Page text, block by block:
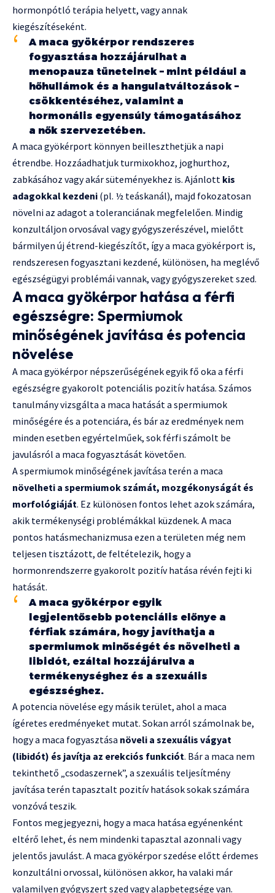
hormonpótló terápia helyett, vagy annak
kiegészítéseként.
A maca gyökérpor rendszeres
fogyasztása hozzájárulhat a
menopauza tüneteinek – mint például a
hőhullámok és a hangulatváltozások –
csökkentéséhez, valamint a
hormonális egyensúly támogatásához
a nők szervezetében.
A maca gyökérport könnyen beilleszthetjük a napi
étrendbe. Hozzáadhatjuk turmixokhoz, joghurthoz,
zabkásához vagy akár süteményekhez is. Ajánlott kis
adagokkal kezdeni (pl. ½ teáskanál), majd fokozatosan
növelni az adagot a toleranciának megfelelően. Mindig
konzultáljon orvosával vagy gyógyszerészével, mielőtt
bármilyen új étrend-kiegészítőt, így a maca gyökérport is,
rendszeresen fogyasztani kezdené, különösen, ha meglévő
egészségügyi problémái vannak, vagy gyógyszereket szed.
A maca gyökérpor hatása a férfi
egészségre: Spermiumok
minőségének javítása és potencia
növelése
A maca gyökérpor népszerűségének egyik fő oka a férfi
egészségre gyakorolt potenciális pozitív hatása. Számos
tanulmány vizsgálta a maca hatását a spermiumok
minőségére és a potenciára, és bár az eredmények nem
minden esetben egyértelműek, sok férfi számolt be
javulásról a maca fogyasztását követően.
A spermiumok minőségének javítása terén a maca
növelheti a spermiumok számát, mozgékonyságát és
morfológiáját. Ez különösen fontos lehet azok számára,
akik termékenységi problémákkal küzdenek. A maca
pontos hatásmechanizmusa ezen a területen még nem
teljesen tisztázott, de feltételezik, hogy a
hormonrendszerre gyakorolt pozitív hatása révén fejti ki
hatását.
A maca gyökérpor egyik
legjelentősebb potenciális előnye a
férfiak számára, hogy javíthatja a
spermiumok minőségét és növelheti a
libidót, ezáltal hozzájárulva a
termékenységhez és a szexuális
egészséghez.
A potencia növelése egy másik terület, ahol a maca
ígéretes eredményeket mutat. Sokan arról számolnak be,
hogy a maca fogyasztása növeli a szexuális vágyat
(libidót) és javítja az erekciós funkciót. Bár a maca nem
tekinthető „csodaszernek”, a szexuális teljesítmény
javítása terén tapasztalt pozitív hatások sokak számára
vonzóvá teszik.
Fontos megjegyezni, hogy a maca hatása egyénenként
eltérő lehet, és nem mindenki tapasztal azonnali vagy
jelentős javulást. A maca gyökérpor szedése előtt érdemes
konzultálni orvossal, különösen akkor, ha valaki már
valamilyen gyógyszert szed vagy alapbetegsége van.